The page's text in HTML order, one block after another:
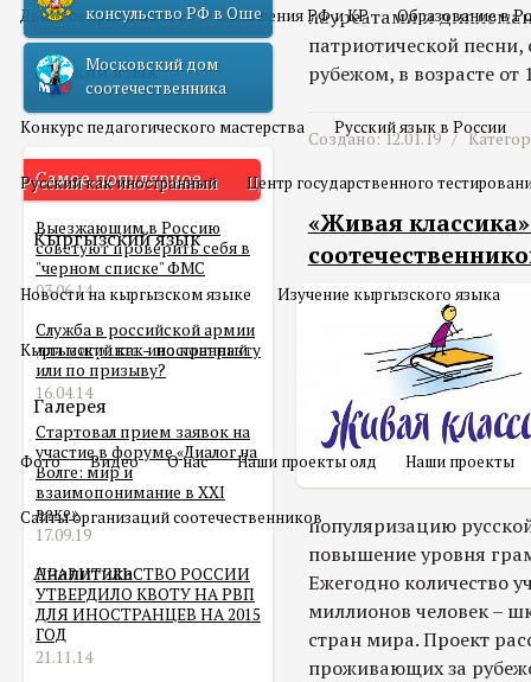
Двойное гражданство Отношения РФ и КР Образование в
Русский язык
Конкурс педагогического мастерства Русский язык в России
Русский как иностранный Центр государственного
Кыргызский язык
Новости на кыргызском языке Изучение кыргызского языка
Кыргызский как иностранный
Галерея
Фото Видео О нас Наши проекты олд Наши проекты
Сайты организаций соотечественников
Аналитика
консульство РФ в Оше
Московский дом
соотечественника
Самое популярное
Выезжающим в Россию
советуют проверить себя в
"черном списке" ФМС
03.06.14
Служба в российской армии
для мигранта – по контракту
или по призыву?
16.04.14
Стартовал прием заявок на
участие в форуме «Диалог на
Волге: мир и
взаимопонимание в XXI
веке»
17.09.19
ПРАВИТЕЛЬСТВО РОССИИ
УТВЕРДИЛО КВОТУ НА РВП
ДЛЯ ИНОСТРАНЦЕВ НА 2015
ГОД
21.11.14
лауреатами и
патриотической
рубежом, в возрасте от
Создано: 12.01.19 /
«Живая
популяризацию
повышение уровня
Ежегодно количество
миллионов человек –
стран мира. Проект
проживающих за